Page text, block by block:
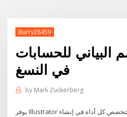
Burry28459
البياني للحسابات
في النسغ
by Mark Zuckerberg
يوفر Illustrator تسع أدوات للرسم البياني، تتخصص كل أداة في إنشاء